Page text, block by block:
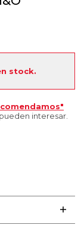
stock.
interesar.